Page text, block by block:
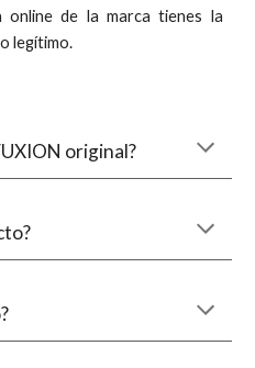
de la marca tienes la
legítimo.
original?
?